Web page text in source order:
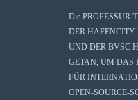
Die PROFESSUR
DER
UND DER BVSC
GETAN, UM DAS
FÜR
OPEN-SOURCE-